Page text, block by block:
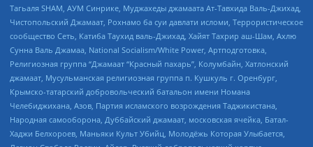
Тагьаля SHAM, АУМ Синрике, Муджахеды джамаата Ат-Тавхида Валь-Джихад,
Чистопольский Джамаат, Рохнамо ба суи давлати исломи, Террористическое
сообщество Сеть, Катиба Таухид валь-Джихад, Хайят Тахрир аш-Шам, Ахлю
Сунна Валь Джамаа, National Socialism/White Power, Артподготовка,
Религиозная группа “Джамаат “Красный пахарь”, Колумбайн, Хатлонский
джамаат, Мусульманская религиозная группа п. Кушкуль г. Оренбург,
Крымско-татарский добровольческий батальон имени Номана
Челебиджихана, Азов, Партия исламского возрождения Таджикистана,
Народная самооборона, Дуббайский джамаат, московская ячейка, Батал-
Хаджи Белхороев, Маньяки Культ Убийц, Молодёжь Которая Улыбается,